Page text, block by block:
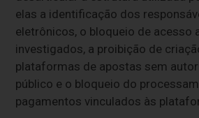
elas a identificação dos
eletrônicos, o bloqueio de acesso
investigados, a proibição de
plataformas de apostas sem
público e o bloqueio do
pagamentos vinculados às